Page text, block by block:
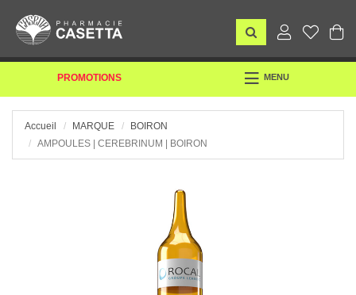
PROMOTIONS
TOGGLE
MENU
Accueil MARQUE
BOIRON
AMPOULES | CEREBRINUM | BOIRON